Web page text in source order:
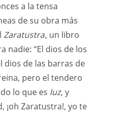
a la tensa
de su obra más
Zaratustra, un libro
nadie: “El dios de los
dios de las barras de
pero el tendero
lo que es luz, y
¡oh Zaratustra!, yo te